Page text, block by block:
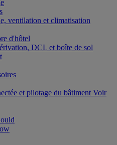
ventilation et climatisation
d'hôtel
DCL et boîte de sol
et pilotage du bâtiment Voir